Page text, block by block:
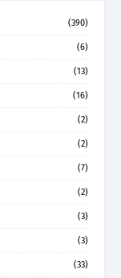
(390)
(6)
(13)
(16)
(2)
(2)
(7)
(2)
(3)
(3)
(33)